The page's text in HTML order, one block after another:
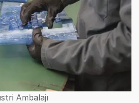
Ambalajı